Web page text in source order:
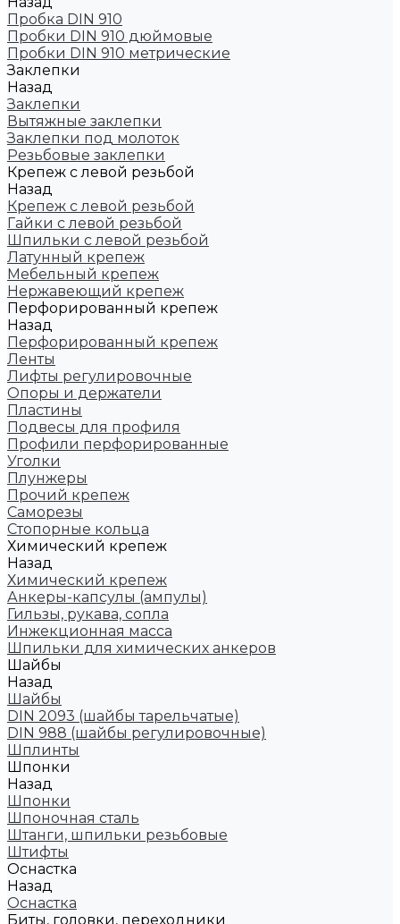
Пробка DIN 910
Пробки DIN 910 дюймовые
Пробки DIN 910 метрические
Заклепки
Назад
Заклепки
Вытяжные заклепки
Заклепки под молоток
Резьбовые заклепки
Крепеж с левой резьбой
Назад
Крепеж с левой резьбой
Гайки с левой резьбой
Шпильки с левой резьбой
Латунный крепеж
Мебельный крепеж
Нержавеющий крепеж
Перфорированный крепеж
Назад
Перфорированный крепеж
Ленты
Лифты регулировочные
Опоры и держатели
Пластины
Подвесы для профиля
Профили перфорированные
Уголки
Плунжеры
Прочий крепеж
Саморезы
Стопорные кольца
Химический крепеж
Назад
Химический крепеж
Анкеры-капсулы (ампулы)
Гильзы, рукава, сопла
Инжекционная масса
Шпильки для химических анкеров
Шайбы
Назад
Шайбы
DIN 2093 (шайбы тарельчатые)
DIN 988 (шайбы регулировочные)
Шплинты
Шпонки
Назад
Шпонки
Шпоночная сталь
Штанги, шпильки резьбовые
Штифты
Оснастка
Назад
Оснастка
Биты, головки, переходники